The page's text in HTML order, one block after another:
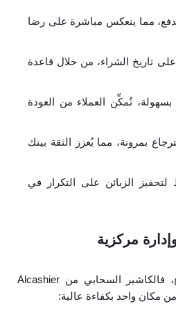
مما ينعكس مباشرة على رضا
تاريخ الشراء، من خلال قاعدة
بسهولة، تُمكِّن العملاء من العودة
بمرونة، مما يُعزز الثقة بينك
لتحفيز الزبائن على التكرار في
إذا كنت تدير أكثر من فرع، فالكاشير السحابي من Alcashier
مكان واحد بكفاءة عالية: